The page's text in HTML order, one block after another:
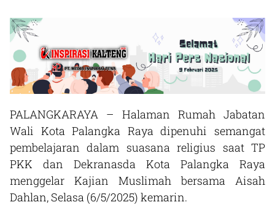
PALANGKARAYA – Halaman Rumah Jabatan
Wali Kota Palangka Raya dipenuhi semangat
pembelajaran dalam suasana religius saat TP
PKK dan Dekranasda Kota Palangka Raya
menggelar Kajian Muslimah bersama Aisah
Dahlan, Selasa (6/5/2025) kemarin.